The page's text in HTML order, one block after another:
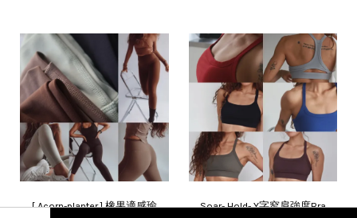
[ Acorn-planter ] 橡果適感瑜
Soar- Hold- Y字窄肩強度Bra